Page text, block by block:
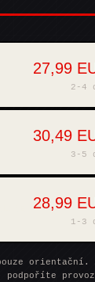
27,99
2-4
30,49
3-5
28,99
1-3
podpoříte provoz